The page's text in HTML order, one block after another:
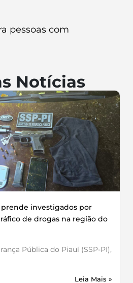
pessoas com
Notícias
investigados por
de drogas na região do
Pública do Piauí (SSP-PI),
Leia Mais »